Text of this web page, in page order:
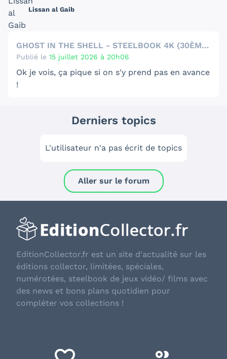
Lissan al Gaib
GHOST IN THE SHELL - STEELBOOK 4K (30ÈME ANNIVERSAIRE)
Publié le 15 juillet 2026 à 20h06
Ok je vois, ça pique si on s'y prend pas en avance
!
Derniers topics
L'utilisateur n'a pas écrit de topics
Aller sur le forum
EditionCollector.fr est un site d'actualité sur les
éditions collector, limitées, spéciales,
numérotées, steelbook de jeux vidéo/ films avec
des news et bons plans quotidien pour
compléter vos collections !